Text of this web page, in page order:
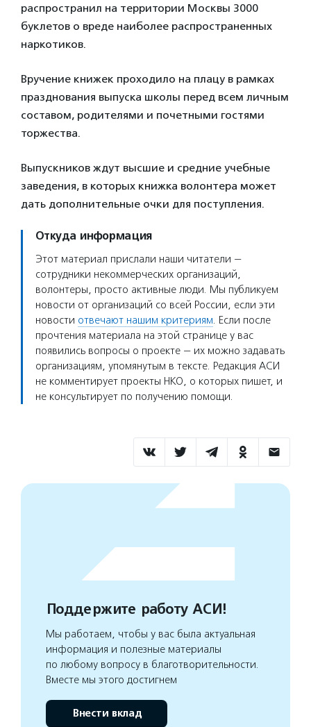
распространил на территории Москвы 3000
буклетов о вреде наиболее распространенных
наркотиков.
Вручение книжек проходило на плацу в рамках
празднования выпуска школы перед всем личным
составом, родителями и почетными гостями
торжества.
Выпускников ждут высшие и средние учебные
заведения, в которых книжка волонтера может
дать дополнительные очки для поступления.
Откуда информация
Этот материал прислали наши читатели —
сотрудники некоммерческих организаций,
волонтеры, просто активные люди. Мы публикуем
новости от организаций со всей России, если эти
новости отвечают нашим критериям. Если после
прочтения материала на этой странице у вас
появились вопросы о проекте — их можно задавать
организациям, упомянутым в тексте. Редакция АСИ
не комментирует проекты НКО, о которых пишет, и
не консультирует по получению помощи.
Поддержите работу АСИ!
Мы работаем, чтобы у вас была актуальная
информация и полезные материалы
по любому вопросу в благотворительности.
Вместе мы этого достигнем
Внести вклад